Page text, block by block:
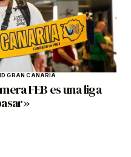
GRAN CANARIA
FEB es una liga